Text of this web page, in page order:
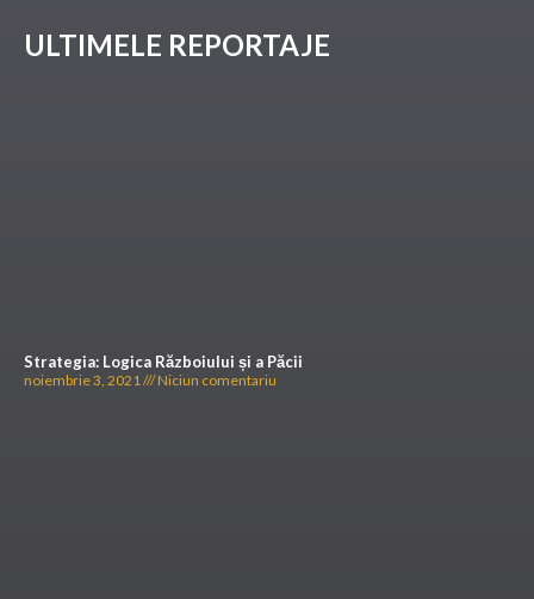
ULTIMELE REPORTAJE
Strategia: Logica Războiului și a Păcii
noiembrie 3, 2021 Niciun comentariu